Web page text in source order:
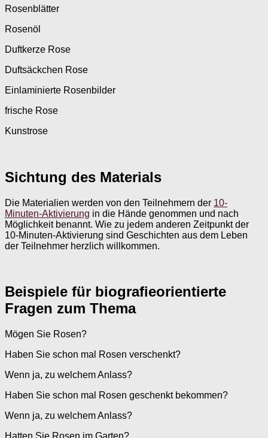
Rosenblätter
Rosenöl
Duftkerze Rose
Duftsäckchen Rose
Einlaminierte Rosenbilder
frische Rose
Kunstrose
Sichtung des Materials
Die Materialien werden von den Teilnehmern der 10-
Minuten-Aktivierung in die Hände genommen und nach
Möglichkeit benannt. Wie zu jedem anderen Zeitpunkt der
10-Minuten-Aktivierung sind Geschichten aus dem Leben
der Teilnehmer herzlich willkommen.
Beispiele für biografieorientierte
Fragen zum Thema
Mögen Sie Rosen?
Haben Sie schon mal Rosen verschenkt?
Wenn ja, zu welchem Anlass?
Haben Sie schon mal Rosen geschenkt bekommen?
Wenn ja, zu welchem Anlass?